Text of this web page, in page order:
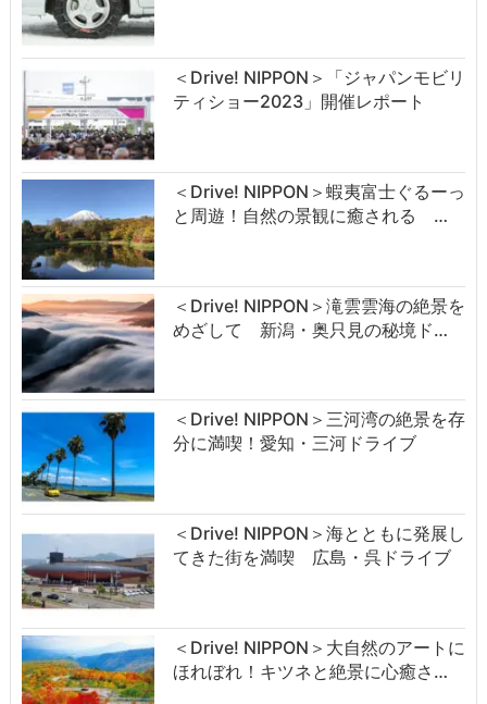
＜Drive! NIPPON＞「ジャパンモビリ
ティショー2023」開催レポート
＜Drive! NIPPON＞蝦夷富士ぐるーっ
と周遊！自然の景観に癒される …
＜Drive! NIPPON＞滝雲雲海の絶景を
めざして 新潟・奥只見の秘境ド…
＜Drive! NIPPON＞三河湾の絶景を存
分に満喫！愛知・三河ドライブ
＜Drive! NIPPON＞海とともに発展し
てきた街を満喫 広島・呉ドライブ
＜Drive! NIPPON＞大自然のアートに
ほれぼれ！キツネと絶景に心癒さ…